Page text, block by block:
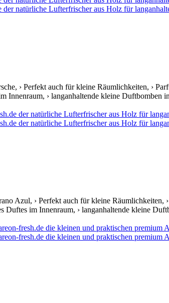
› Perfekt auch für kleine Räumlichkeiten, ›
Innenraum, › langanhaltende kleine Duftbomben
Azul, › Perfekt auch für kleine Räumlichkeiten,
Duftes im Innenraum, › langanhaltende kleine